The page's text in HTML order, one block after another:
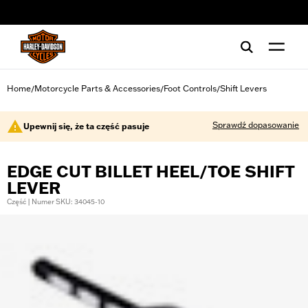
Home/Motorcycle Parts & Accessories/Foot Controls/Shift Levers
Upewnij się, że ta część pasuje Sprawdź dopasowanie
EDGE CUT BILLET HEEL/TOE SHIFT
LEVER
Część | Numer SKU: 34045-10